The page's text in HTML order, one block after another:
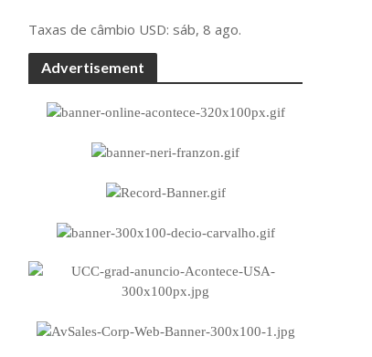
Taxas de câmbio USD: sáb, 8 ago.
Advertisement